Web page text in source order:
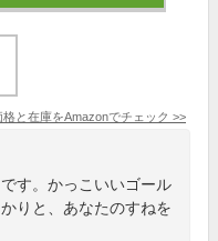
格と在庫をAmazonでチェック >>
す。かっこいいゴール
りと、あなたのすねを